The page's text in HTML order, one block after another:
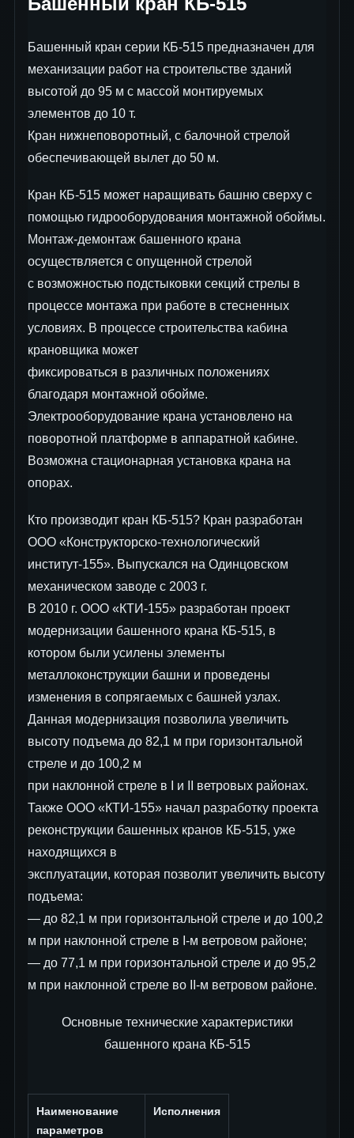
Башенный кран серии КБ-515 предназначен для
механизации работ на строительстве зданий
высотой до 95 м с массой монтируемых
элементов до 10 т.
Кран нижнеповоротный, с балочной стрелой
обеспечивающей вылет до 50 м.
Кран КБ-515 может наращивать башню сверху с
помощью гидрооборудования монтажной обоймы.
Монтаж-демонтаж башенного крана
осуществляется с опущенной стрелой
с возможностью подстыковки секций стрелы в
процессе монтажа при работе в стесненных
условиях. В процессе строительства кабина
крановщика может
фиксироваться в различных положениях
благодаря монтажной обойме.
Электрооборудование крана установлено на
поворотной платформе в аппаратной кабине.
Возможна стационарная установка крана на
опорах.
Кто производит кран КБ-515? Кран разработан
OOO «Конструкторско-технологический
институт-155». Выпускался на Одинцовском
механическом заводе с 2003 г.
В 2010 г. ООО «КТИ-155» разработан проект
модернизации башенного крана КБ-515, в
котором были усилены элементы
металлоконструкции башни и проведены
изменения в сопрягаемых с башней узлах.
Данная модернизация позволила увеличить
высоту подъема до 82,1 м при горизонтальной
стреле и до 100,2 м
при наклонной стреле в I и II ветровых районах.
Также ООО «КТИ-155» начал разработку проекта
реконструкции башенных кранов КБ-515, уже
находящихся в
эксплуатации, которая позволит увеличить высоту
подъема:
— до 82,1 м при горизонтальной стреле и до 100,2
м при наклонной стреле в I-м ветровом районе;
— до 77,1 м при горизонтальной стреле и до 95,2
м при наклонной стреле во II-м ветровом районе.
Основные технические характеристики
башенного крана КБ-515
Наименование
параметров
Исполнения